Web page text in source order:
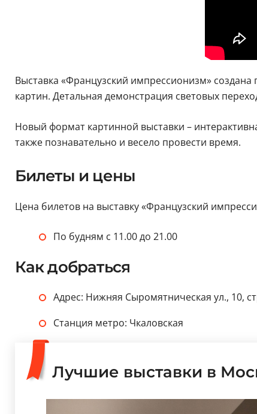
Выставка «Французский импрессионизм»
картин. Детальная демонстрация световых
Новый формат картинной выставки –
также познавательно и весело провести время.
Билеты и цены
Цена билетов на выставку «Французский
По будням с 11.00 до 21.00
Как добраться
Адрес: Нижняя Сыромятническая ул., 10,
Станция метро: Чкаловская
Лучшие выставки в